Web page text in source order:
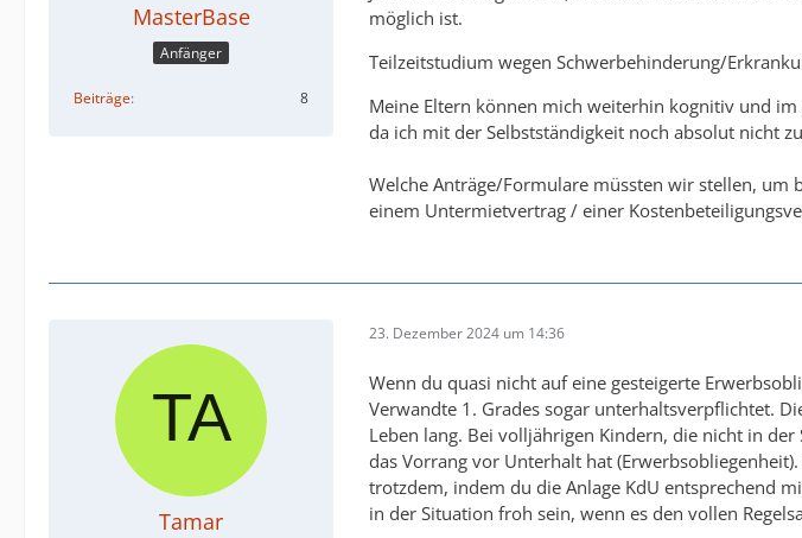
MasterBase
Anfänger
Beiträge 8
möglich ist.
Teilzeitstudium wegen Schwerbehinderung/
Meine Eltern können mich weiterhin kognitiv und
da ich mit der Selbstständigkeit noch absolut nicht
Welche Anträge/Formulare müssten wir stellen, um
einem Untermietvertrag / einer
Tamar
23. Dezember 2024 um 14:36
Wenn du quasi nicht auf eine gesteigerte
Verwandte 1. Grades sogar unterhaltsverpflichtet.
Leben lang. Bei volljährigen Kindern, die nicht in
das Vorrang vor Unterhalt hat
trotzdem, indem du die Anlage KdU entsprechend
in der Situation froh sein, wenn es den vollen